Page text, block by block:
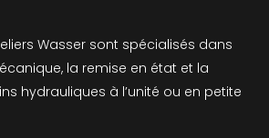
Wasser sont spécialisés dans
la remise en état et la
hydrauliques à l’unité ou en petite